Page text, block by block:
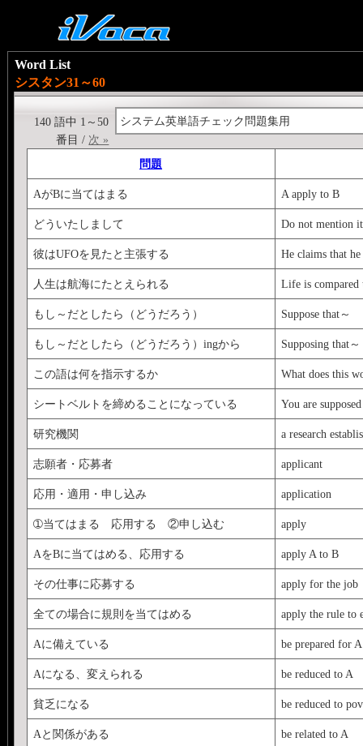
Word List
シスタン31～60
システム英単語チェック問題集用
140 語中 1～50
番目 / 次 »
問題
AがBに当てはまる A apply to B
どういたしまして Do not mention
彼はUFOを見たと主張する He claims that
人生は航海にたとえられる Life is compared
もし～だとしたら（どうだろう） Suppose that～
もし～だとしたら（どうだろう）ingから Supposing that～
この語は何を指示するか What does this
シートベルトを締めることになっている You are
研究機関 a research
志願者・応募者 applicant
応用・適用・申し込み application
➀当てはまる 応用する ②申し込む apply
AをBに当てはめる、応用する apply A to B
その仕事に応募する apply for the job
全ての場合に規則を当てはめる apply the rule to
Aに備えている be prepared for A
Aになる、変えられる be reduced to A
貧乏になる be reduced to
Aと関係がある be related to A